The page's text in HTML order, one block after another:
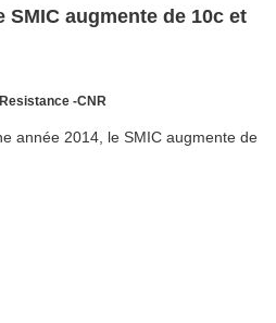
SMIC augmente de 10c et
-CNR